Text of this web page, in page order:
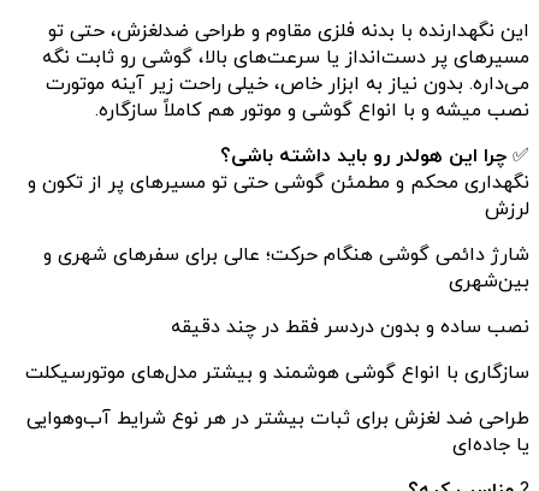
این نگهدارنده با بدنه فلزی مقاوم و طراحی ضدلغزش، حتی تو
مسیرهای پر دست‌انداز یا سرعت‌های بالا، گوشی رو ثابت نگه
می‌داره. بدون نیاز به ابزار خاص، خیلی راحت زیر آینه موتورت
نصب میشه و با انواع گوشی و موتور هم کاملاً سازگاره.
✅ چرا این هولدر رو باید داشته باشی؟
نگهداری محکم و مطمئن گوشی حتی تو مسیرهای پر از تکون و
لرزش
شارژ دائمی گوشی هنگام حرکت؛ عالی برای سفرهای شهری و
بین‌شهری
نصب ساده و بدون دردسر فقط در چند دقیقه
سازگاری با انواع گوشی هوشمند و بیشتر مدل‌های موتورسیکلت
طراحی ضد لغزش برای ثبات بیشتر در هر نوع شرایط آب‌وهوایی
یا جاده‌ای